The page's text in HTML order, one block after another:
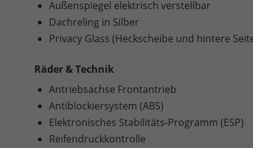
Außenspiegel elektrisch verstellbar
Dachreling in Silber
Privacy Glass (Heckscheibe und hintere
Räder & Technik
Antriebsachse Frontantrieb
Antiblockiersystem (ABS)
Elektronisches Stabilitäts-Programm (ESP)
Reifendruckkontrolle